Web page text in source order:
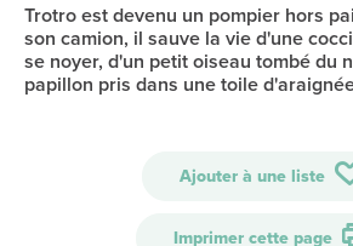
Trotro est devenu un pompier hors
son camion, il sauve la vie d'une
se noyer, d'un petit oiseau tombé du
papillon pris dans une toile
Ajouter à une liste
Imprimer cette page